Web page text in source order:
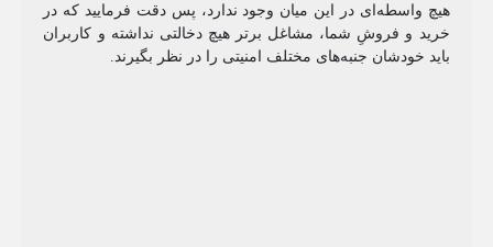
هیچ واسطه‌ای در این میان وجود ندارد، پس دقت فرمایید که در
خرید و فروشِ شما، مشاغل برتر هیچ دخالتی نداشته و کاربران
باید خودشان جنبه‌های مختلف امنیتی را در نظر بگیرند.